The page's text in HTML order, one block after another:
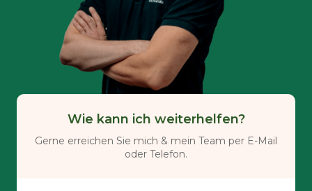
Wie kann ich weiterhelfen?
Gerne erreichen Sie mich & mein Team per E-Mail
oder Telefon.